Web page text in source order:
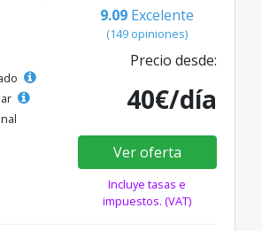
9.09 Excelente
(149 opiniones)
Precio desde:
40€/día
Ver oferta
Incluye tasas e
impuestos. (VAT)